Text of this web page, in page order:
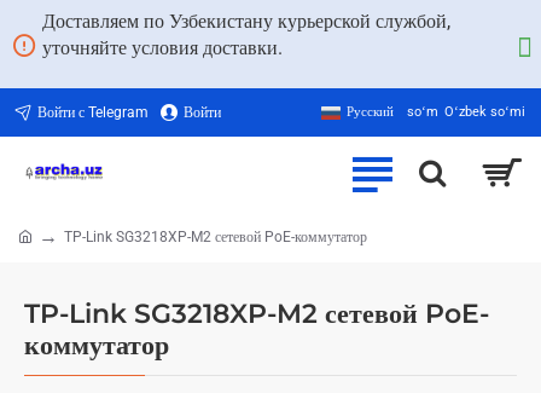
Доставляем по Узбекистану курьерской службой,
уточняйте условия доставки.
Войти с Telegram Войти Русский soʻm Oʻzbek soʻmi
TP-Link SG3218XP-M2 сетевой PoE-
коммутатор
TP-Link SG3218XP-M2 сетевой PoE-коммутатор